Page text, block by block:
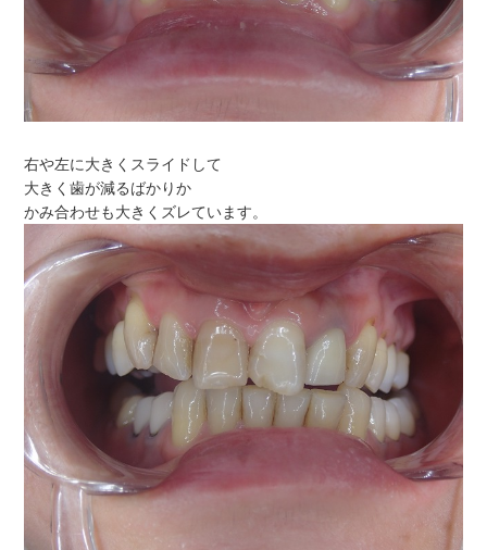
右や左に大きくスライドして
大きく歯が減るばかりか
かみ合わせも大きくズレています。